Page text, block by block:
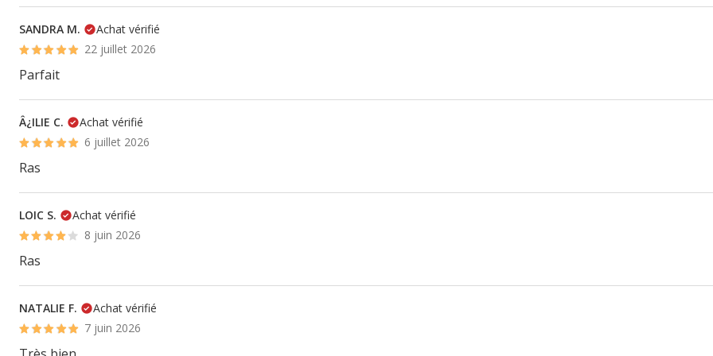
SANDRA M.
Achat vérifié
22 juillet 2026
Parfait
Â¿ILIE C.
Achat vérifié
6 juillet 2026
Ras
LOIC S.
Achat vérifié
8 juin 2026
Ras
NATALIE F.
Achat vérifié
7 juin 2026